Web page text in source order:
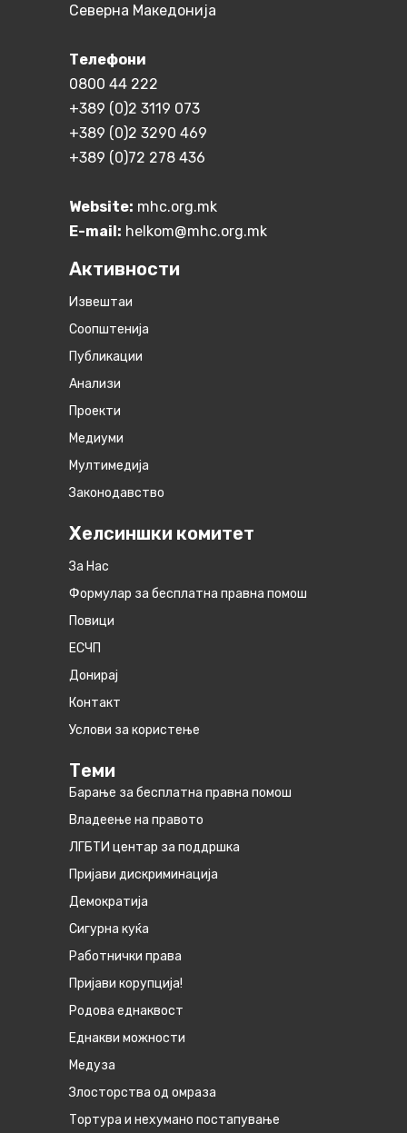
Северна Македонија
Телефони
0800 44 222
+389 (0)2 3119 073
+389 (0)2 3290 469
+389 (0)72 278 436
Website: mhc.org.mk
E-mail: helkom@mhc.org.mk
Активности
Извештаи
Соопштенија
Публикации
Анализи
Проекти
Медиуми
Мултимедија
Законодавство
Хелсиншки комитет
За Нас
Формулар за бесплатна правна помош
Повици
ЕСЧП
Донирај
Контакт
Услови за користење
Теми
Барање за бесплатна правна помош
Владеење на правото
ЛГБТИ центар за поддршка
Пријави дискриминација
Демократија
Сигурна куќа
Работнички права
Пријави корупција!
Родова еднаквост
Eднакви можности
Медуза
Злосторства од омраза
Тортура и нехумано постапување